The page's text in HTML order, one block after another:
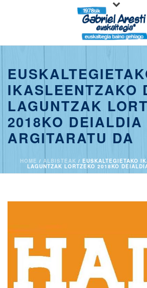
IKASLEENTZAKO
LAGUNTZAK
2018KO DEIALDIA
ARGITARATU DA
HOME / ALBISTEAK / EUSKALTEGIETAKO
LAGUNTZAK LORTZEKO 2018KO